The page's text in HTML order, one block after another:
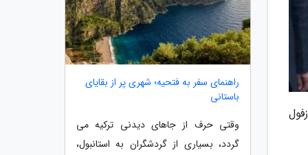
راهنمای سفر به فتحیه؛ شهری پر از بقایای
باستانی
وقتی حرف از جاهای دیدنی ترکیه می
گردد، بسیاری از گردشگران به استانبول،